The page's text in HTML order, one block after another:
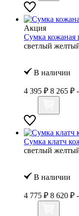
Акция
Сумка кожаная
светлый
В наличии
4 395 ₽ 8 265 ₽
Сумка клатч
светлый
В наличии
4 775 ₽ 8 620 ₽